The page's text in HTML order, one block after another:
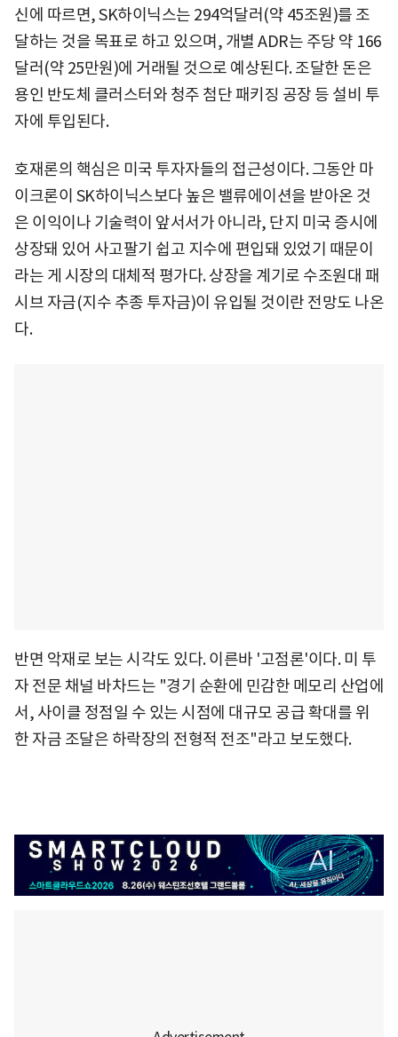
신에 따르면, SK하이닉스는 294억달러(약 45조원)를 조
달하는 것을 목표로 하고 있으며, 개별 ADR는 주당 약 166
달러(약 25만원)에 거래될 것으로 예상된다. 조달한 돈은
용인 반도체 클러스터와 청주 첨단 패키징 공장 등 설비 투
자에 투입된다.
호재론의 핵심은 미국 투자자들의 접근성이다. 그동안 마
이크론이 SK하이닉스보다 높은 밸류에이션을 받아온 것
은 이익이나 기술력이 앞서서가 아니라, 단지 미국 증시에
상장돼 있어 사고팔기 쉽고 지수에 편입돼 있었기 때문이
라는 게 시장의 대체적 평가다. 상장을 계기로 수조원대 패
시브 자금(지수 추종 투자금)이 유입될 것이란 전망도 나온
다.
반면 악재로 보는 시각도 있다. 이른바 '고점론'이다. 미 투
자 전문 채널 바차드는 "경기 순환에 민감한 메모리 산업에
서, 사이클 정점일 수 있는 시점에 대규모 공급 확대를 위
한 자금 조달은 하락장의 전형적 전조"라고 보도했다.